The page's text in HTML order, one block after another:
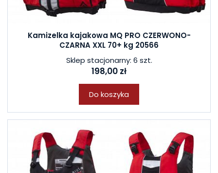
Kamizelka kajakowa MQ PRO CZERWONO-
CZARNA XXL 70+ kg 20566
Sklep stacjonarny: 6 szt.
198,00 zł
Do koszyka